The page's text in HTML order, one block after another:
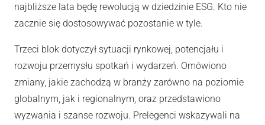
najbliższe lata będę rewolucją w dziedzinie ESG. Kto nie
zacznie się dostosowywać pozostanie w tyle.
Trzeci blok dotyczył sytuacji rynkowej, potencjału i
rozwoju przemysłu spotkań i wydarzeń. Omówiono
zmiany, jakie zachodzą w branży zarówno na poziomie
globalnym, jak i regionalnym, oraz przedstawiono
wyzwania i szanse rozwoju. Prelegenci wskazywali na